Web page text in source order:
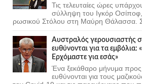
Τις τελευταίες ώρες
σύλληψη του Ιγκόρ
ρωσικού Στόλου στη Μαύρη Θάλασσα.
Αυστραλός γερουσιαστής
ευθύνονται για τα εμβόλια:
Ερχόμαστε για εσάς»
Ένα ξεκάθαρο μήνυμα προς
ευθύνονται για τους